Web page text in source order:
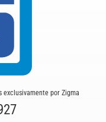
exclusivamente por Zigma